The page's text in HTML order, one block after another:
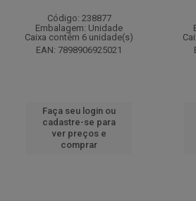
Código: 238877
Embalagem: Unidade
Caixa contém 6 unidade(s)
EAN: 7898906925021
Faça seu login ou
cadastre-se para
ver preços e
comprar